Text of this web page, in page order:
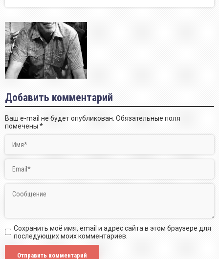
Добавить комментарий
Ваш e-mail не будет опубликован. Обязательные поля
помечены *
Сохранить моё имя, email и адрес сайта в этом браузере для
последующих моих комментариев.